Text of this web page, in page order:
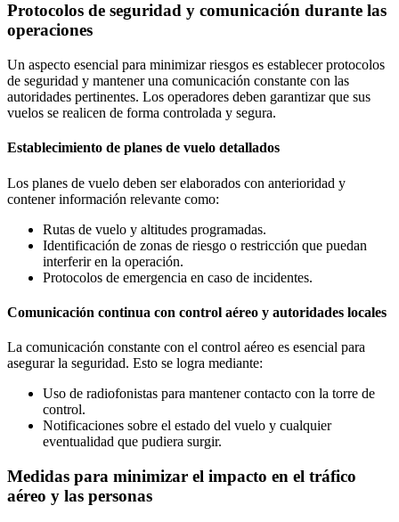
Protocolos de seguridad y comunicación durante las
operaciones
Un aspecto esencial para minimizar riesgos es establecer protocolos
de seguridad y mantener una comunicación constante con las
autoridades pertinentes. Los operadores deben garantizar que sus
vuelos se realicen de forma controlada y segura.
Establecimiento de planes de vuelo detallados
Los planes de vuelo deben ser elaborados con anterioridad y
contener información relevante como:
Rutas de vuelo y altitudes programadas.
Identificación de zonas de riesgo o restricción que puedan
interferir en la operación.
Protocolos de emergencia en caso de incidentes.
Comunicación continua con control aéreo y autoridades locales
La comunicación constante con el control aéreo es esencial para
asegurar la seguridad. Esto se logra mediante:
Uso de radiofonistas para mantener contacto con la torre de
control.
Notificaciones sobre el estado del vuelo y cualquier
eventualidad que pudiera surgir.
Medidas para minimizar el impacto en el tráfico
aéreo y las personas